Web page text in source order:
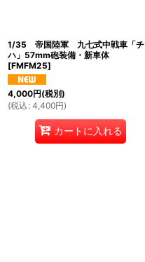
1/35 帝国陸軍 九七式中戦車「チ
ハ」57mm砲装備・新車体
[FMFM25]
4,000円(税別)
(税込 : 4,400円)
カートに入れる